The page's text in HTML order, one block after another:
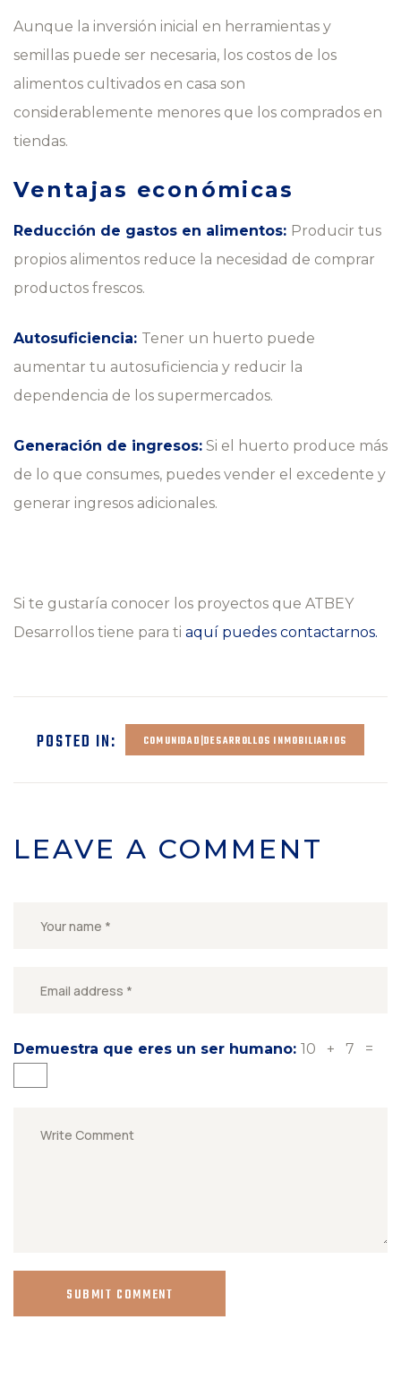
Aunque la inversión inicial en herramientas y
semillas puede ser necesaria, los costos de los
alimentos cultivados en casa son
considerablemente menores que los comprados en
tiendas.
Ventajas económicas
Reducción de gastos en alimentos: Producir tus
propios alimentos reduce la necesidad de comprar
productos frescos.
Autosuficiencia: Tener un huerto puede
aumentar tu autosuficiencia y reducir la
dependencia de los supermercados.
Generación de ingresos: Si el huerto produce más
de lo que consumes, puedes vender el excedente y
generar ingresos adicionales.
Si te gustaría conocer los proyectos que ATBEY
Desarrollos tiene para ti aquí puedes contactarnos.
POSTED IN: COMUNIDAD|DESARROLLOS INMOBILIARIOS
LEAVE A COMMENT
Demuestra que eres un ser humano: 10 + 7 =
SUBMIT COMMENT